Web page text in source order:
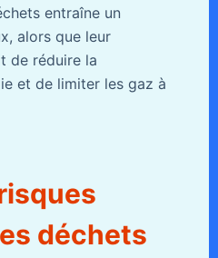
entraîne un
alors que leur
de réduire la
et de limiter les gaz à
déchets